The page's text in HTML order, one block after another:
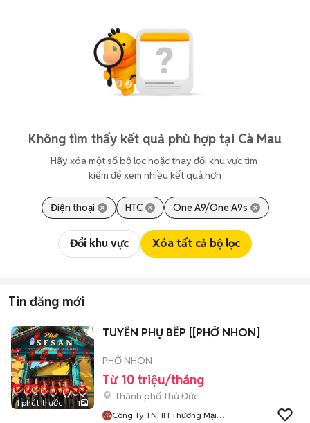
Không tìm thấy kết quả phù hợp tại Cà Mau
Hãy xóa một số bộ lọc hoặc thay đổi khu vực tìm
kiếm để xem nhiều kết quả hơn
Điện thoại HTC One A9/One A9s
Đổi khu vực Xóa tất cả bộ lọc
Tin đăng mới
1 phút trước 1
TUYỂN PHỤ BẾP [[PHỞ NHON]
PHỞ NHON
Từ 10 triệu/tháng
Thành phố Thủ Đức
Công Ty TNHH Thương Mại